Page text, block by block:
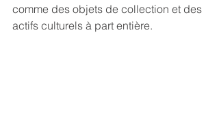
comme des objets de collection et des
actifs culturels à part entière.